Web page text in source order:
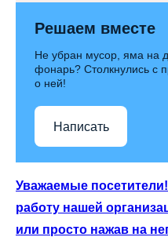
Решаем вместе
Не убран мусор, яма на
фонарь? Столкнулись с
о ней!
Написать
Уважаемые
работу нашей
или просто нажав на